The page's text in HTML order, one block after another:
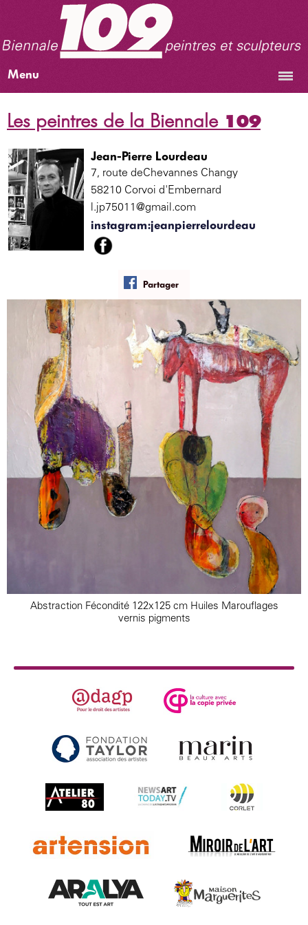
Menu
Les peintres de la Biennale 109
Jean-Pierre Lourdeau
7, route deChevannes Changy
58210 Corvoi d'Embernard
l.jp75011@gmail.com
instagram:jeanpierrelourdeau
Partager
Abstraction Fécondité 122x125 cm Huiles Marouflages
vernis pigments